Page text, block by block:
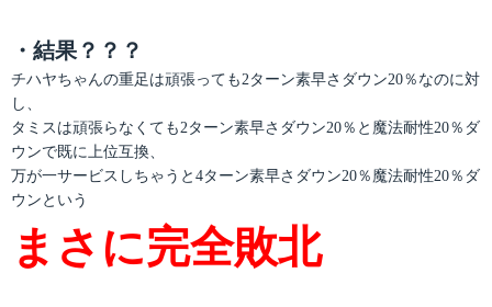
・結果？？？
チハヤちゃんの重足は頑張っても2ターン素早さダウン20％なのに対
し、
タミスは頑張らなくても2ターン素早さダウン20％と魔法耐性20％ダ
ウンで既に上位互換、
万が一サービスしちゃうと4ターン素早さダウン20％魔法耐性20％ダ
ウンという
まさに完全敗北